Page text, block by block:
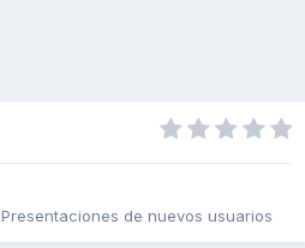
Presentaciones de nuevos usuarios